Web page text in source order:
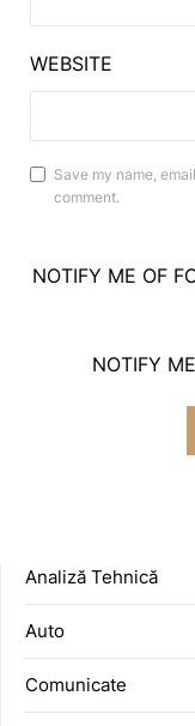
WEBSITE
Save my name,
comment.
NOTIFY ME OF
NOTIFY
Analiză Tehnică
Auto
Comunicate